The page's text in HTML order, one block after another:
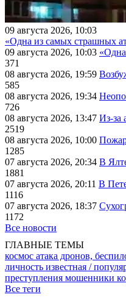
09 августа 2026, 10:03
«Одна из самых страшных
09 августа 2026, 10:03
371
08 августа 2026, 19:59
585
08 августа 2026, 19:34
726
08 августа 2026, 13:47 Из-за
2519
08 августа 2026, 10:00
1285
07 августа 2026, 20:34 В
1881
07 августа 2026, 20:11 В
1116
07 августа 2026, 18:37
1172
Все новости
ГЛАВНЫЕ ТЕМЫ
космос атака дронов,
личность известная /
преступления мошенники
Все теги